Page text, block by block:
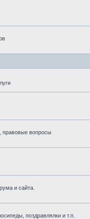
правовые вопросы
и сайта.
поздравлялки и т.п.